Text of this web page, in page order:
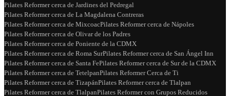
Pilates Reformer cerca de Jardines del Pedregal
Pilates Reformer cerca de La Magdalena Contreras
Pilates Reformer cerca de MixcoacPilates Reformer cerca de Nápoles
Pilates Reformer cerca de Olivar de los Padres
Pilates Reformer cerca de Poniente de la CDMX
Pilates Reformer cerca de Roma SurPilates Reformer cerca de San Ángel Inn
Pilates Reformer cerca de Santa FePilates Reformer cerca de Sur de la CDMX
Pilates Reformer cerca de TetelpanPilates Reformer Cerca de Ti
Pilates Reformer cerca de TizapánPilates Reformer cerca de Tlalpan
Pilates Reformer cerca de TlalpanPilates Reformer con Grupos Reducidos